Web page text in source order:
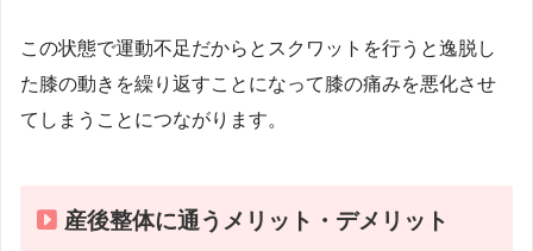
この状態で運動不足だからとスクワットを行うと逸脱し
た膝の動きを繰り返すことになって膝の痛みを悪化させ
てしまうことにつながります。
産後整体に通うメリット・デメリット